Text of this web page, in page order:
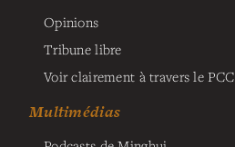
Opinions
Tribune libre
Voir clairement à travers le PCC
Multimédias